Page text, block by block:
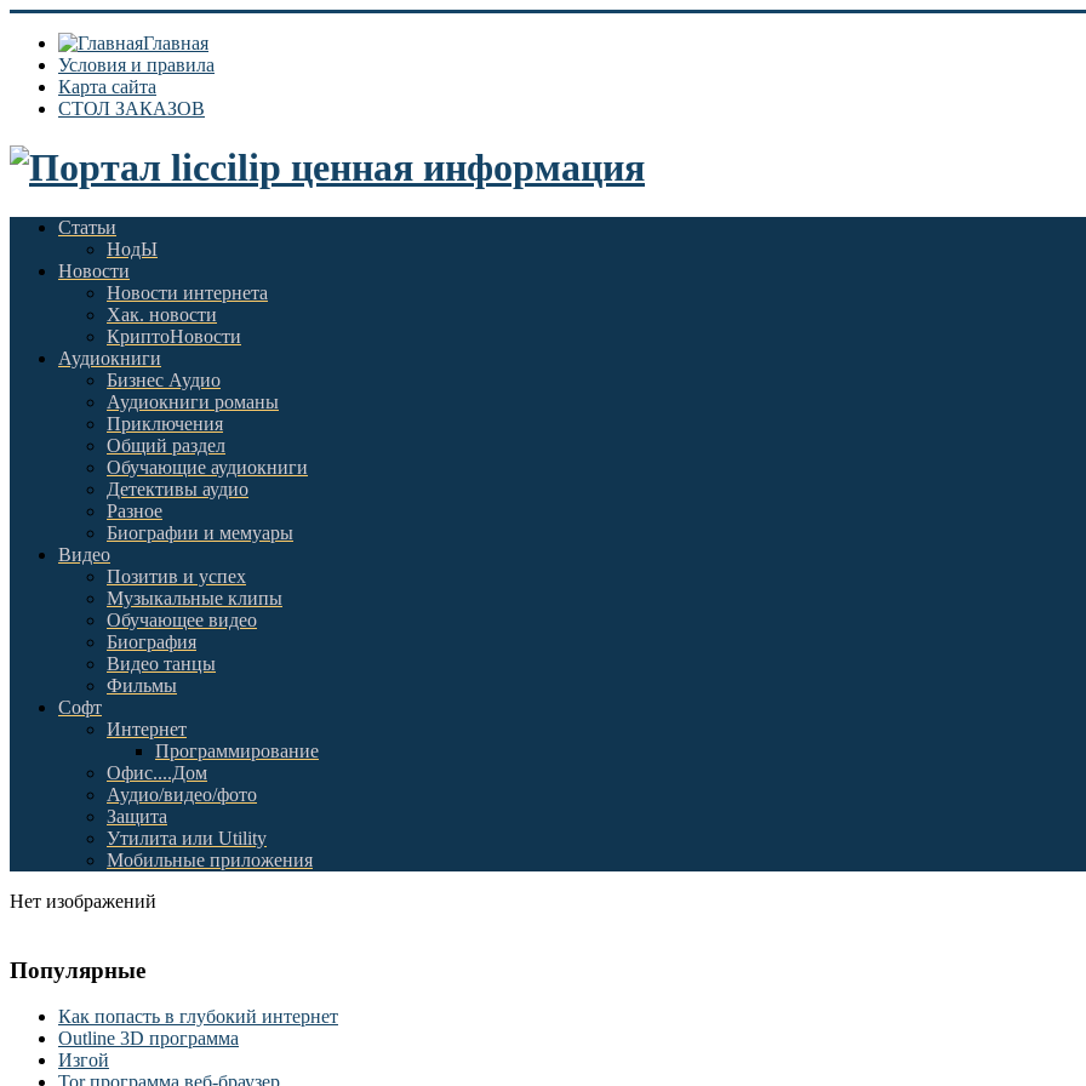
Главная
Условия и правила
Карта сайта
СТОЛ ЗАКАЗОВ
Статьи
НодЫ
Новости
Новости интернета
Хак. новости
КриптоНовости
Аудиокниги
Бизнес Аудио
Аудиокниги романы
Приключения
Общий раздел
Обучающие аудиокниги
Детективы аудио
Разное
Биографии и мемуары
Видео
Позитив и успех
Музыкальные клипы
Обучающее видео
Биография
Видео танцы
Фильмы
Софт
Интернет
Программирование
Офис....Дом
Аудио/видео/фото
Защита
Утилита или Utility
Мобильные приложения
Нет изображений
Популярные
Как попасть в глубокий интернет
Outline 3D программа
Изгой